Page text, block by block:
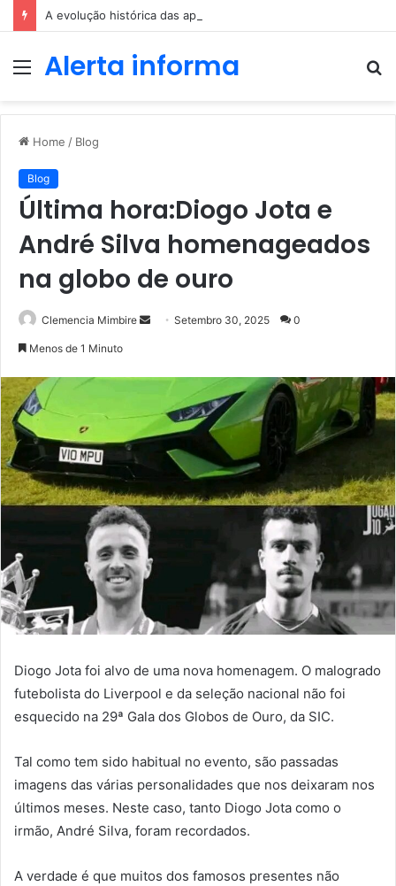
A evolução histórica das apostas ao longo dos séculos
MenuAlerta informa
Home / Blog
Blog
Última hora:Diogo Jota e
André Silva homenageados
na globo de ouro
Clemencia Mimbire
SendSetembro 30, 2025 0
Menos de 1 Minuto
Diogo Jota foi alvo de uma nova homenagem. O malogrado
futebolista do Liverpool e da seleção nacional não foi
esquecido na 29ª Gala dos Globos de Ouro, da SIC.
Tal como tem sido habitual no evento, são passadas
imagens das várias personalidades que nos deixaram nos
últimos meses. Neste caso, tanto Diogo Jota como o
irmão, André Silva, foram recordados.
A verdade é que muitos dos famosos presentes não